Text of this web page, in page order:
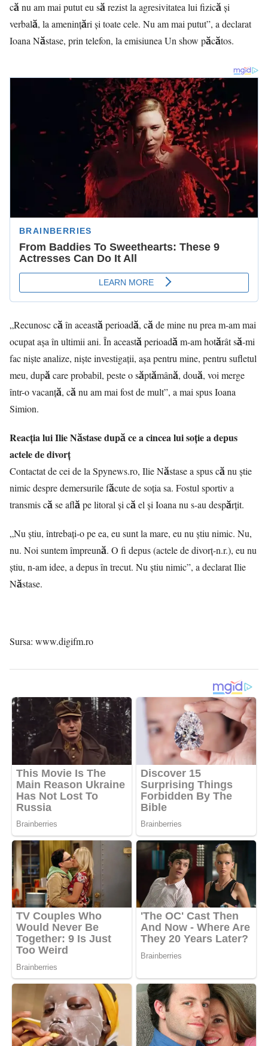
că nu am mai putut eu să rezist la agresivitatea lui fizică și
verbală, la amenințări și toate cele. Nu am mai putut”, a declarat
Ioana Năstase, prin telefon, la emisiunea Un show păcătos.
„Recunosc că în această perioadă, că de mine nu prea m-am mai
ocupat așa în ultimii ani. În această perioadă m-am hotărât să-mi
fac niște analize, niște investigații, așa pentru mine, pentru sufletul
meu, după care probabil, peste o săptămână, două, voi merge
într-o vacanță, că nu am mai fost de mult”, a mai spus Ioana
Simion.
Reacția lui Ilie Năstase după ce a cincea lui soție a depus
actele de divorț
Contactat de cei de la Spynews.ro, Ilie Năstase a spus că nu știe
nimic despre demersurile făcute de soția sa. Fostul sportiv a
transmis că se află pe litoral și că el și Ioana nu s-au despărțit.
„Nu știu, întrebați-o pe ea, eu sunt la mare, eu nu știu nimic. Nu,
nu. Noi suntem împreună. O fi depus (actele de divorț-n.r.), eu nu
știu, n-am idee, a depus în trecut. Nu știu nimic”, a declarat Ilie
Năstase.
Sursa: www.digifm.ro